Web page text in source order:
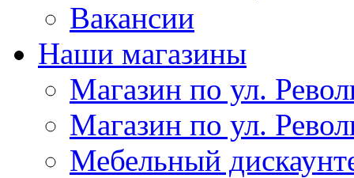
Вакансии
Наши магазины
Магазин по ул.
Магазин по ул.
Мебельный